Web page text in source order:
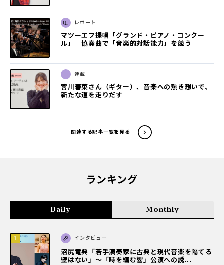
レポート
マツーエフ提唱「グランド・ピアノ・コンクー
ル」 協奏曲で「音楽的対話能力」を競う
連載
宮川春菜さん（ギター）、音楽への熱き想いで、
新たな道を走りだす
関連する記事一覧を見る
ランキング
Daily Monthly
インタビュー
沼尻竜典「若手演奏家に古典と現代音楽を隔てる
壁はない」～「時を編む響」公演への誘...